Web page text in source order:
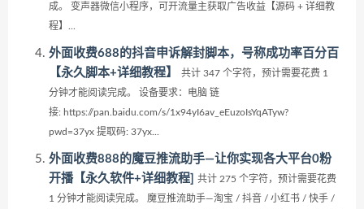
成。 变声器微信小程序，可开流量主获取广告收益【源码 + 详细教
程】...
外面收费688的抖音申诉解封脚本，号称成功率百分百
【永久脚本+详细教程】
共计 347 个字符，预计需要花费 1
分钟才能阅读完成。 设备要求：电脑 链
接: https://pan.baidu.com/s/1x94yI6av_eEuzoIsYqATyw?
pwd=37yx 提取码: 37yx...
外面收费888的魔豆推流助手—让你实现各大平台0粉
开播【永久软件+详细教程] 共计 275 个字符，预计需要花费
1 分钟才能阅读完成。 魔豆推流助手—淘宝 / 抖音 / 小红书 / 快手 /